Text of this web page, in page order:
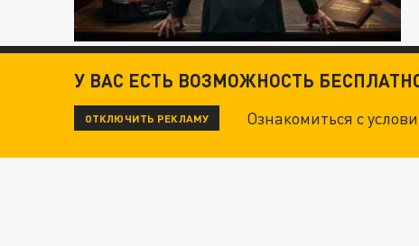
У ВАС ЕСТЬ ВОЗМОЖНОСТЬ
ОТКЛЮЧИТЬ РЕКЛАМУ Ознакомиться с